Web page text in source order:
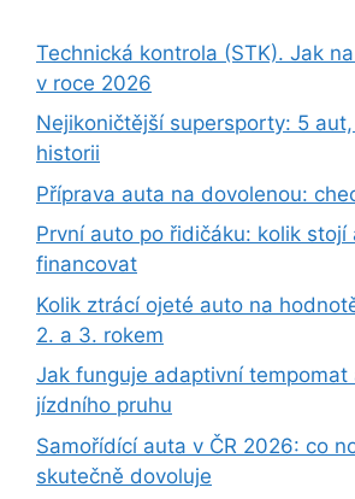
Technická kontrola (STK). Jak
v roce 2026
Nejikoničtější supersporty: 5
historii
Příprava auta na dovolenou:
První auto po řidičáku: kolik stojí
financovat
Kolik ztrácí ojeté auto na
2. a 3. rokem
Jak funguje adaptivní tempomat
jízdního pruhu
Samořídící auta v ČR 2026: co
skutečně dovoluje